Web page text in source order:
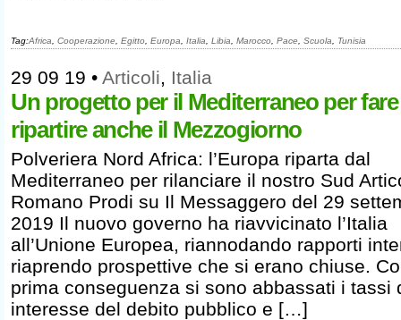
Tag:Africa Cooperazione Egitto Europa Italia Libia Marocco Pace Scuola Tunisia
29 09 19 • Articoli, Italia
Un progetto per il Mediterraneo per fare
ripartire anche il Mezzogiorno
Polveriera Nord Africa: l’Europa riparta dal
Mediterraneo per rilanciare il nostro Sud
Romano Prodi su Il Messaggero del 29
2019 Il nuovo governo ha riavvicinato l’Italia
all’Unione Europea, riannodando rapporti
riaprendo prospettive che si erano chiuse.
prima conseguenza si sono abbassati i tassi
interesse del debito pubblico e […]